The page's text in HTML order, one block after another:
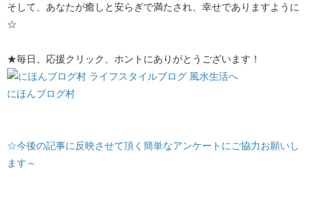
そして、あなたが癒しと安らぎで満たされ、幸せでありますように
☆
★毎日、応援クリック、ホントにありがとうございます！
にほんブログ村
☆今後の記事に反映させて頂く簡単なアンケートにご協力お願いし
ます～